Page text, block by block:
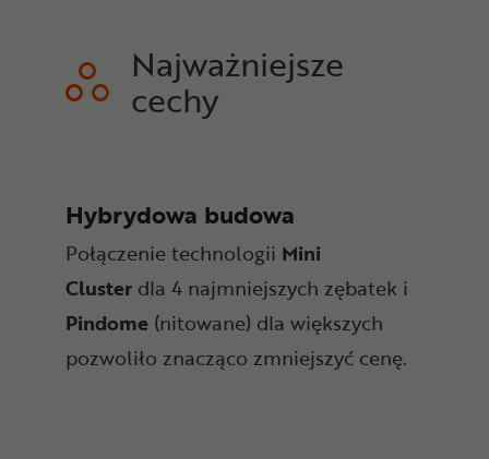
Najważniejsze
cechy
Hybrydowa budowa
Połączenie technologii Mini
Cluster dla 4 najmniejszych zębatek i
Pindome (nitowane) dla większych
pozwoliło znacząco zmniejszyć cenę.